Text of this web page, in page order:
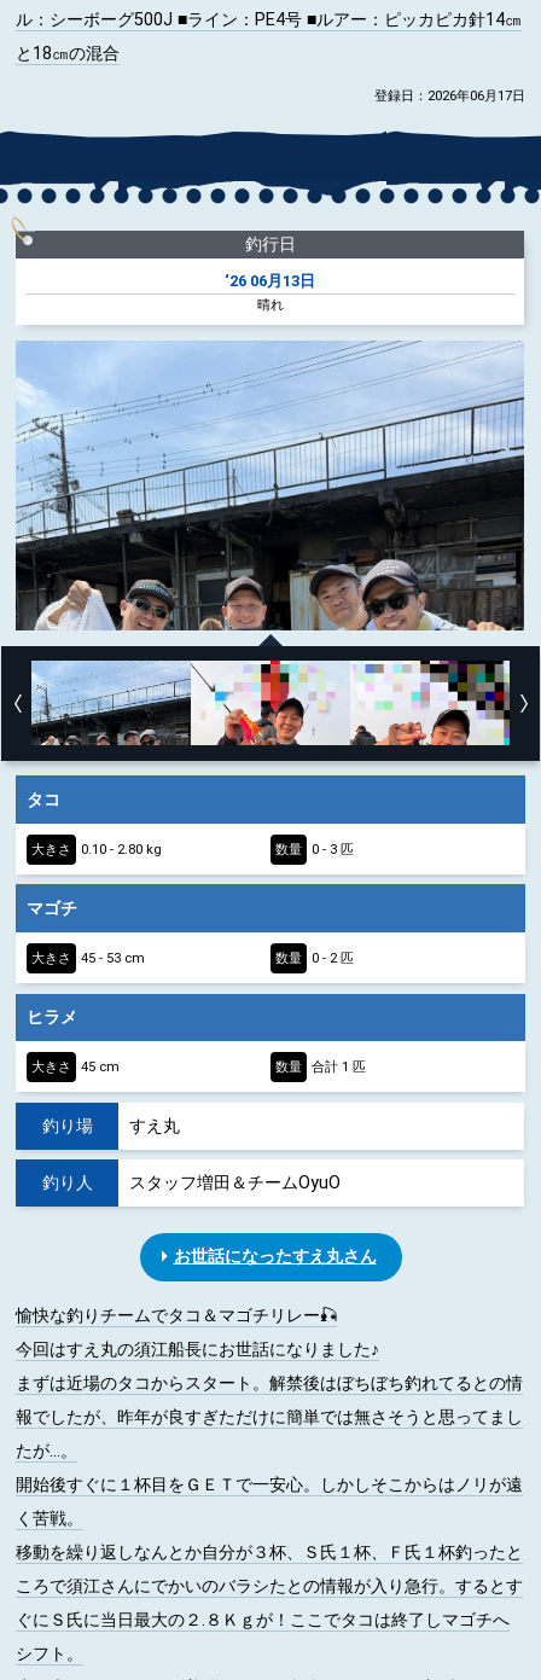
ル ：シーボーグ500J■ライン ：PE4号■ルアー ：ピッカピカ針14㎝
と18㎝の混合
登録日：2026年06月17日
釣行日
‘26 06月13日
晴れ
タコ
大きさ 0.10 - 2.80 kg 数量 0 - 3 匹
マゴチ
大きさ 45 - 53 cm 数量 0 - 2 匹
ヒラメ
大きさ 45 cm 数量 合計 1 匹
釣り場 すえ丸
釣り人 スタッフ増田＆チームOyuO
お世話になったすえ丸さん
愉快な釣りチームでタコ＆マゴチリレー🎣
今回はすえ丸の須江船長にお世話になりました♪
まずは近場のタコからスタート。解禁後はぼちぼち釣れてるとの情
報でしたが、昨年が良すぎただけに簡単では無さそうと思ってまし
たが…。
開始後すぐに１杯目をＧＥＴで一安心。しかしそこからはノリが遠
く苦戦。
移動を繰り返しなんとか自分が３杯、Ｓ氏１杯、Ｆ氏１杯釣ったと
ころで須江さんにでかいのバラシたとの情報が入り急行。するとす
ぐにＳ氏に当日最大の２.８Ｋｇが！ここでタコは終了しマゴチへ
シフト。